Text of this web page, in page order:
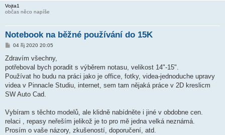
Vojta1
občas něco napíše
Notebook na běžné používání do 15K
P
í
p
ě
e
k
04 říj 2020 20:05
Zdravím všechny,
potřeboval bych poradit s výběrem notasu, velikost 14"-15".
Používat ho budu na práci jako je office, fotky, videa-jednoduche upravy
videa v Pinnacle Studiu, internet, sem tam nějaká práce v 2D kreslicm
SW Auto Cad.
Vybíram s těchto modelů, ale klidně nabídněte i jiné v obdobne cen.
relaci , repasy neřeším jelikož je to pro mě jedna velká neznámá.
Prosím o vaše názory, zkušeností, doporučení, atd.